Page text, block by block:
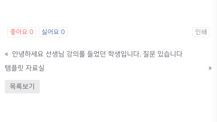
좋아요 0 싫어요 0 인쇄
« 안녕하세요 선생님 강의를 들었던 학생입니다. 질문 있습니다
템플릿 자료실
»
목록보기